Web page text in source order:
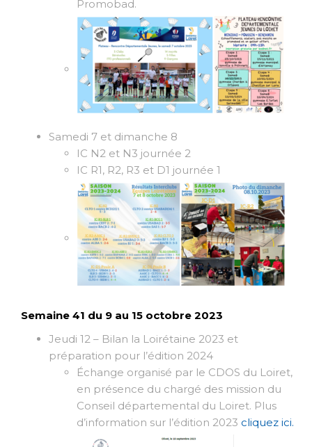
Promobad.
Samedi 7 et dimanche 8
IC N2 et N3 journée 2
IC R1, R2, R3 et D1 journée 1
Semaine 41 du 9 au 15 octobre 2023
Jeudi 12 – Bilan la Loirétaine 2023 et
préparation pour l’édition 2024
Échange organisé par le CDOS du Loiret,
en présence du chargé des mission du
Conseil départemental du Loiret. Plus
d’information sur l’édition 2023 cliquez ici.